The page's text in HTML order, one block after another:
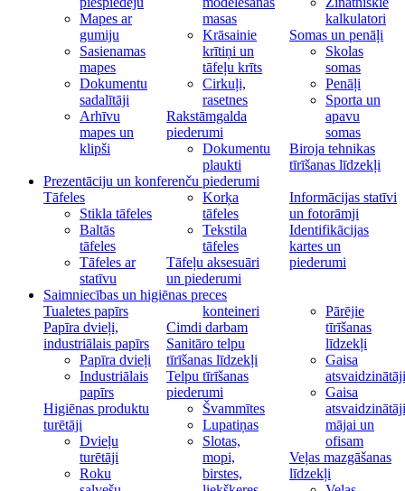
Mapes ar
gumiju
Sasienamas
mapes
Dokumentu
sadalītāji
Arhīvu
mapes un
klipši
masas
Krāsainie
krītiņi un
tāfeļu krīts
Cirkuļi,
rasetnes
Rakstāmgalda
piederumi
Dokumentu
plaukti
kalkulatori
Somas un penāļi
Skolas
somas
Penāļi
Sporta un
apavu
somas
Biroja tehnikas
tīrīšanas līdzekļi
Prezentāciju un konferenču piederumi
Tāfeles
Stikla tāfeles
Baltās
tāfeles
Tāfeles ar
statīvu
Korķa
tāfeles
Tekstila
tāfeles
Tāfeļu aksesuāri
un piederumi
Informācijas statīvi
un fotorāmji
Identifikācijas
kartes un
piederumi
Saimniecības un higiēnas preces
Tualetes papīrs
Papīra dvieļi,
industriālais papīrs
Papīra dvieļi
Industriālais
papīrs
Higiēnas produktu
turētāji
Dvieļu
turētāji
Roku
konteineri
Cimdi darbam
Sanitāro telpu
tīrīšanas līdzekļi
Telpu tīrīšanas
piederumi
Švammītes
Lupatiņas
Slotas,
mopi,
birstes,
Pārējie
tīrīšanas
līdzekļi
Gaisa
atsvaidzinātāji
Gaisa
atsvaidzinātāji
mājai un
ofisam
Veļas mazgāšanas
līdzekļi